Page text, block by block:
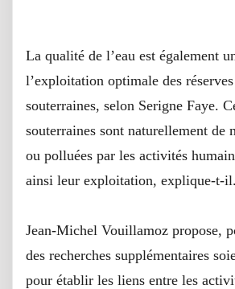
La qualité de l’eau est également
l’exploitation optimale des réserves
souterraines, selon Serigne Faye.
souterraines sont naturellement de
ou polluées par les activités
ainsi leur exploitation, explique-t-il.
Jean-Michel Vouillamoz propose,
des recherches supplémentaires
pour établir les liens entre les